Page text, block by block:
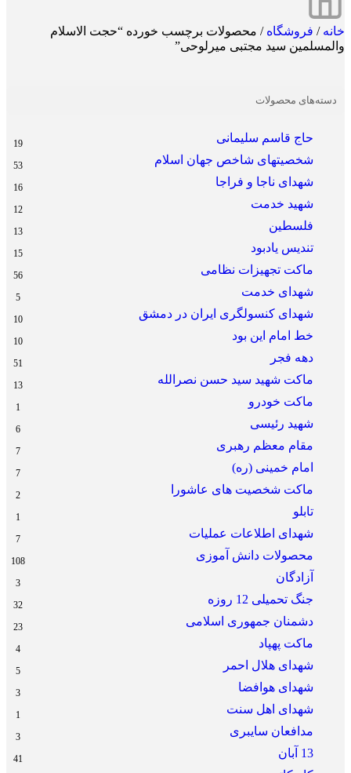
خانه/ فروشگاه/ محصولات برچسب خورده “حجت الاسلام
والمسلمین سید مجتبی میرلوحی”
دسته‌های محصولات
حاج قاسم سلیمانی 19
شخصیتهای شاخص جهان اسلام 53
شهدای ناجا و فراجا 16
شهید خدمت 12
فلسطین 13
تندیس یادبود 15
ماکت تجهیزات نظامی 56
شهدای خدمت 5
شهدای کنسولگری ایران در دمشق 10
خط امام این بود 10
دهه فجر 51
ماکت شهید سید حسن نصرالله 13
ماکت خودرو 1
شهید رئیسی 6
مقام معظم رهبری 7
امام خمینی (ره) 7
ماکت شخصیت های عاشورا 2
تابلو 1
شهدای اطلاعات عملیات 7
محصولات دانش آموزی 108
آزادگان 3
جنگ تحمیلی 12 روزه 32
دشمنان جمهوری اسلامی 23
ماکت پهپاد 4
شهدای هلال احمر 5
شهدای هوافضا 3
شهدای اهل سنت 1
مدافعان سایبری 3
13 آبان 41